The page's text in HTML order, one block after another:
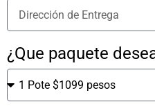
¿Que paquete